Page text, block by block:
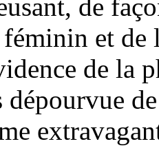
de
féminin et
de la
dépourvue